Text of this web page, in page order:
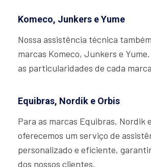
Komeco, Junkers e Yume
Nossa assistência técnica
marcas Komeco, Junkers e
as particularidades de cada
Equibras, Nordik e Orbis
Para as marcas Equibras, Nordik
oferecemos um serviço de
personalizado e eficiente,
dos nossos clientes.